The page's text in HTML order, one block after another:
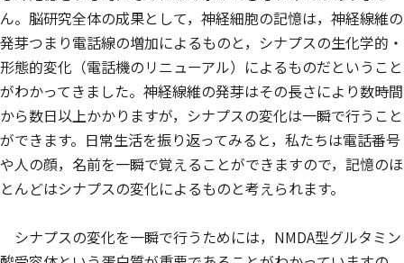
ん。脳研究全体の成果として，神経細胞の記憶は，神経線維の
発芽つまり電話線の増加によるものと，シナプスの生化学的・
形態的変化（電話機のリニューアル）によるものだということ
がわかってきました。神経線維の発芽はその長さにより数時間
から数日以上かかりますが，シナプスの変化は一瞬で行うこと
ができます。日常生活を振り返ってみると，私たちは電話番号
や人の顔，名前を一瞬で覚えることができますので，記憶のほ
とんどはシナプスの変化によるものと考えられます。
シナプスの変化を一瞬で行うためには，NMDA型グルタミン